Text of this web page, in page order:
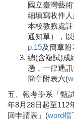
國立臺灣藝
細填寫收件
本校教務處
通知單），
p.19及簡章附
總(含複試)成
憑，一律通
簡章附表六(
五、報考學系「甄
年8月28日起至112
回申請表」(word檔